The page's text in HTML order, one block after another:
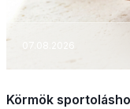
07.08.2026
Körmök